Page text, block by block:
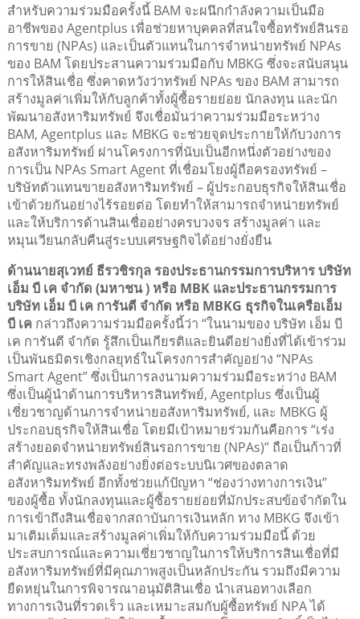
สำหรับความร่วมมือครั้งนี้ BAM จะผนึกกำลังความเป็นมือ
อาชีพของ Agentplus เพื่อช่วยหาบุคคลที่สนใจซื้อทรัพย์สินรอ
การขาย (NPAs) และเป็นตัวแทนในการจำหน่ายทรัพย์ NPAs
ของ BAM โดยประสานความร่วมมือกับ MBKG ซึ่งจะสนับสนุน
การให้สินเชื่อ ซึ่งคาดหวังว่าทรัพย์ NPAs ของ BAM สามารถ
สร้างมูลค่าเพิ่มให้กับลูกค้าทั้งผู้ซื้อรายย่อย นักลงทุน และนัก
พัฒนาอสังหาริมทรัพย์ จึงเชื่อมั่นว่าความร่วมมือระหว่าง
BAM, Agentplus และ MBKG จะช่วยจุดประกายให้กับวงการ
อสังหาริมทรัพย์ ผ่านโครงการที่นับเป็นอีกหนึ่งตัวอย่างของ
การเป็น NPAs Smart Agent ที่เชื่อมโยงผู้ถือครองทรัพย์ –
บริษัทตัวแทนขายอสังหาริมทรัพย์ – ผู้ประกอบธุรกิจให้สินเชื่อ
เข้าด้วยกันอย่างไร้รอยต่อ โดยทำให้สามารถจำหน่ายทรัพย์
และให้บริการด้านสินเชื่ออย่างครบวงจร สร้างมูลค่า และ
หมุนเวียนกลับคืนสู่ระบบเศรษฐกิจได้อย่างยั่งยืน
ด้านนายสุเวทย์ ธีรวชิรกุล รองประธานกรรมการบริหาร บริษัท
เอ็ม บี เค จำกัด (มหาชน ) หรือ MBK และประธานกรรมการ
บริษัท เอ็ม บี เค การันตี จำกัด หรือ MBKG ธุรกิจในเครือเอ็ม
บี เค กล่าวถึงความร่วมมือครั้งนี้ว่า “ในนามของ บริษัท เอ็ม บี
เค การันตี จำกัด รู้สึกเป็นเกียรติและยินดีอย่างยิ่งที่ได้เข้าร่วม
เป็นพันธมิตรเชิงกลยุทธ์ในโครงการสำคัญอย่าง “NPAs
Smart Agent” ซึ่งเป็นการลงนามความร่วมมือระหว่าง BAM
ซึ่งเป็นผู้นำด้านการบริหารสินทรัพย์, Agentplus ซึ่งเป็นผู้
เชี่ยวชาญด้านการจำหน่ายอสังหาริมทรัพย์, และ MBKG ผู้
ประกอบธุรกิจให้สินเชื่อ โดยมีเป้าหมายร่วมกันคือการ “เร่ง
สร้างยอดจำหน่ายทรัพย์สินรอการขาย (NPAs)” ถือเป็นก้าวที่
สำคัญและทรงพลังอย่างยิ่งต่อระบบนิเวศของตลาด
อสังหาริมทรัพย์ อีกทั้งช่วยแก้ปัญหา “ช่องว่างทางการเงิน”
ของผู้ซื้อ ทั้งนักลงทุนและผู้ซื้อรายย่อยที่มักประสบข้อจำกัดใน
การเข้าถึงสินเชื่อจากสถาบันการเงินหลัก ทาง MBKG จึงเข้า
มาเติมเต็มและสร้างมูลค่าเพิ่มให้กับความร่วมมือนี้ ด้วย
ประสบการณ์และความเชี่ยวชาญในการให้บริการสินเชื่อที่มี
อสังหาริมทรัพย์ที่มีคุณภาพสูงเป็นหลักประกัน รวมถึงมีความ
ยืดหยุ่นในการพิจารณาอนุมัติสินเชื่อ นำเสนอทางเลือก
ทางการเงินที่รวดเร็ว และเหมาะสมกับผู้ซื้อทรัพย์ NPA ได้